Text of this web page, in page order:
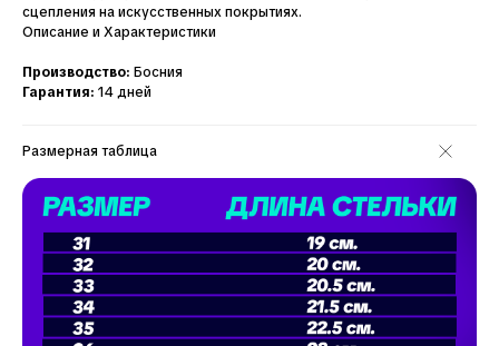
сцепления на искусственных покрытиях.
Описание и Характеристики
Производство: Босния
Гарантия: 14 дней
Размерная таблица